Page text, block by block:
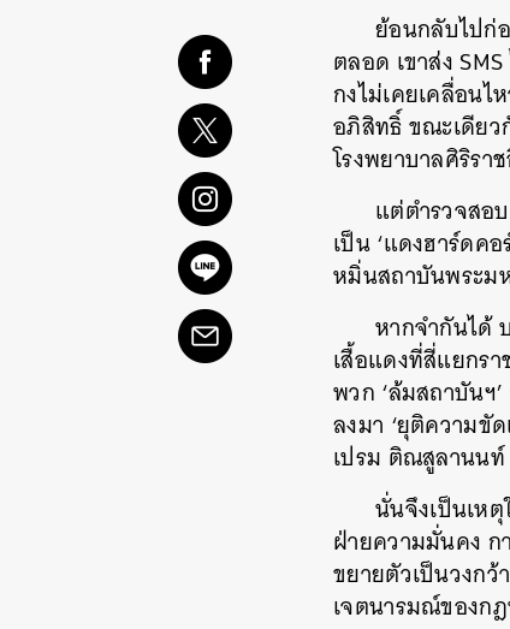
ย้อนกลับไปก่
ตลอด เขาส่ง
กงไม่เคยเคลื่อนไ
อภิสิทธิ์ ขณะเดียว
โรงพยาบาลศิริร
แต่ตำรวจสอ
เป็น ‘แดงฮาร์ดค
หมิ่นสถาบันพระม
หากจำกันได้
เสื้อแดงที่สี่แยกร
พวก ‘ล้มสถาบันฯ
ลงมา ‘ยุติความขั
เปรม ติณสูลานน
นั่นจึงเป็นเห
ฝ่ายความมั่นคง ก
ขยายตัวเป็นวงก
เจตนารมณ์ของก